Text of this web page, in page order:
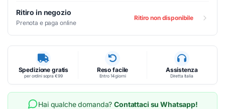
Ritiro in negozio
Prenota e paga online
Ritiro non disponibile
Spedizione gratis
per ordini sopra €99
Reso facile
Entro 14 giorni
Assistenza
Diretta Italia
Hai qualche domanda?Contattaci su Whatsapp!